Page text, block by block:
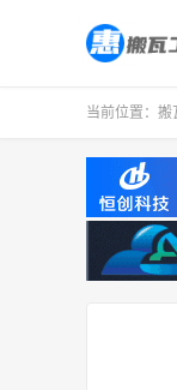
当前位置： 搬